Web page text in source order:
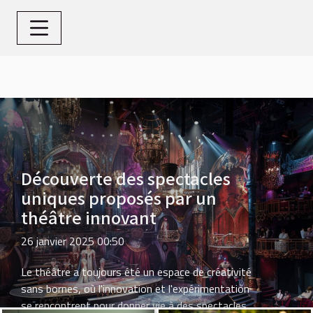
Découverte des spectacles
uniques proposés par un
théâtre innovant
26 janvier 2025 00:50
Le théâtre a toujours été un espace de créativité
sans bornes, où l'innovation et l'expérimentation
se rencontrent pour donner vie à des spectacles